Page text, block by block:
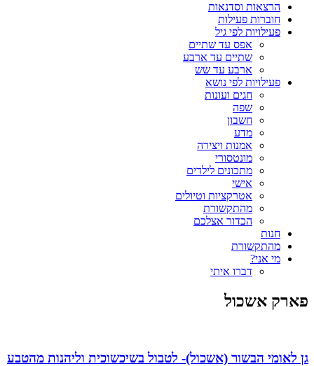
הרצאות וסדנאות
חוברות פעילות
פעילויות לפי גיל
אפס עד שתיים
שתיים עד ארבע
ארבע עד שש
פעילויות לפי נושא
חגים ועונות
שפה
חשבון
מדע
אמנות ויצירה
מונטסורי
מתכונים לילדים
אישי
אטרקציות וטיולים
מהתקשורת
הכדור אצלכם
חנות
מהתקשורת
מי אני?
דברו איתי
פארק אשכול
גן לאומי הבשור (אשכול)- לטבול בשיכשוכית וליהנות מהטבע